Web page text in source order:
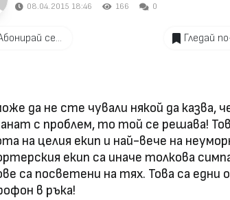
08.04.2015 18:46 166 0
се... Гледай
да не сте чували някой да казва,
с проблем, то той се решава!
на целия екип и най-вече на
екип са иначе толкова
са посветени на тях. Това са
в ръка!